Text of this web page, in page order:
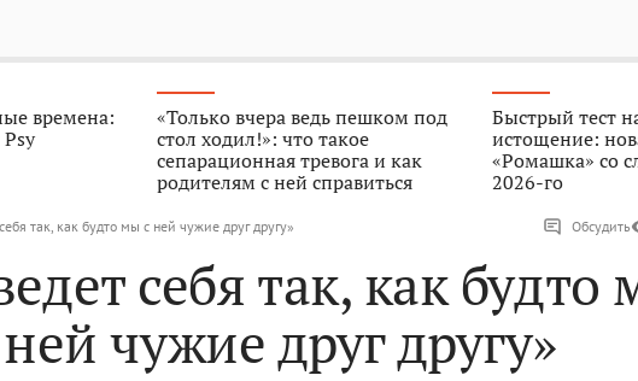
времена:
«Только вчера ведь пешком под
стол ходил!»: что такое
сепарационная тревога и как
родителям с ней справиться
Быстрый тест
истощение:
«Ромашка» со
2026-го
так, как будто мы с ней чужие друг другу» Обсудить
себя так, как будто
чужие друг другу»